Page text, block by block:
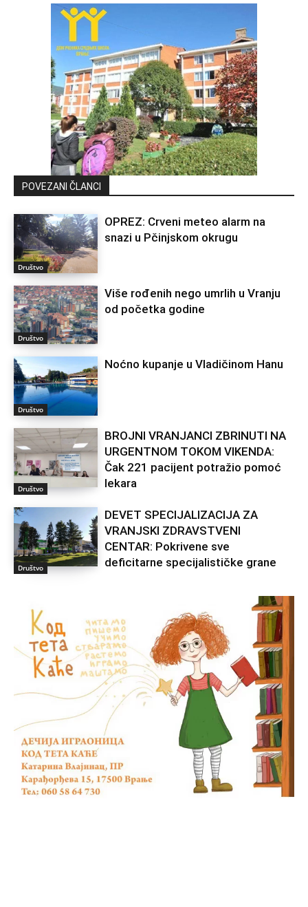
POVEZANI ČLANCI
Društvo
OPREZ: Crveni meteo alarm na
snazi u Pčinjskom okrugu
Društvo
Više rođenih nego umrlih u Vranju
od početka godine
Društvo
Noćno kupanje u Vladičinom Hanu
Društvo
BROJNI VRANJANCI ZBRINUTI NA
URGENTNOM TOKOM VIKENDA:
Čak 221 pacijent potražio pomoć
lekara
Društvo
DEVET SPECIJALIZACIJA ZA
VRANJSKI ZDRAVSTVENI
CENTAR: Pokrivene sve
deficitarne specijalističke grane